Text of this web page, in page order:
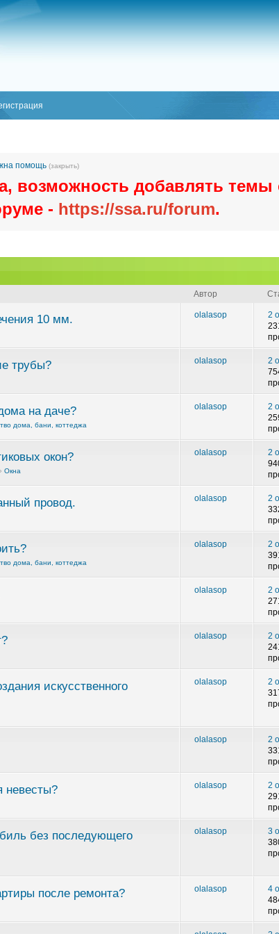
помощь (закрыть)
возможность добавлять темы
- https://ssa.ru/forum.
Автор
10 мм. olalasop
2
трубы? olalasop
2
на даче?
дома, бани, коттеджа
olalasop
2
окон?
Окна
olalasop
2
провод. olalasop
2
дома, бани, коттеджа
olalasop
2
olalasop
2
olalasop
2
искусственного
olalasop
2
olalasop
2
невесты? olalasop
2
без последующего
olalasop
3
после ремонта? olalasop
4